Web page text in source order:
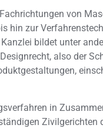
von
hin zur
bildet unter
also der
in
Zivilgerichten